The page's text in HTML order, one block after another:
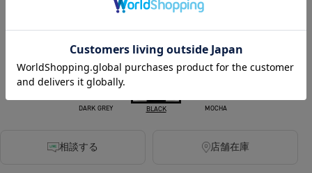
カラー
DARK GREY BLACK MOCHA
相談する 店舗在庫